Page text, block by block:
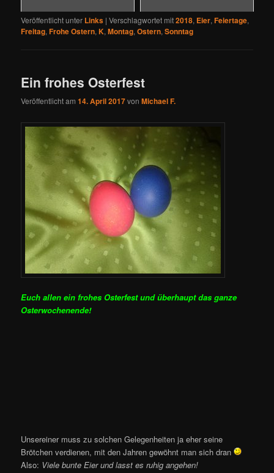
Veröffentlicht unter Links |Verschlagwortet mit2018, Eier,Feiertage,
Freitag,Frohe Ostern,K,Montag,Ostern,Sonntag
Ein frohes Osterfest
Veröffentlicht am14. April 2017vonMichael F.
Euch allen ein frohes Osterfest und überhaupt das ganze
Osterwochenende!
Unsereiner muss zu solchen Gelegenheiten ja eher seine
Brötchen verdienen, mit den Jahren gewöhnt man sich dran
Also: Viele bunte Eier und lasst es ruhig angehen!